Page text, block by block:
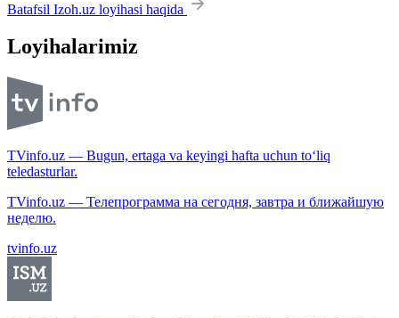
Batafsil Izoh.uz loyihasi haqida
Loyihalarimiz
TVinfo.uz — Bugun, ertaga va keyingi hafta uchun to‘liq
teledasturlar.
TVinfo.uz — Телепрограмма на сегодня, завтра и ближайшую
неделю.
tvinfo.uz